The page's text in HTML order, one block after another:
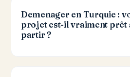
Demenager en Turquie :
projet est-il vraiment prêt
partir ?